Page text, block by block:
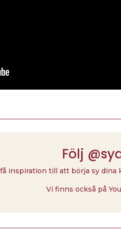
Följ
inspiration till att börja sy dina
Vi finns också på